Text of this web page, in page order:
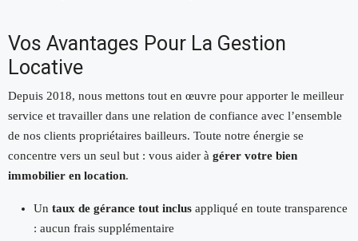
Vos Avantages Pour La Gestion
Locative
Depuis 2018, nous mettons tout en œuvre pour apporter le meilleur
service et travailler dans une relation de confiance avec l’ensemble
de nos clients propriétaires bailleurs. Toute notre énergie se
concentre vers un seul but : vous aider à gérer votre bien
immobilier en location.
Un taux de gérance tout inclus appliqué en toute transparence
: aucun frais supplémentaire